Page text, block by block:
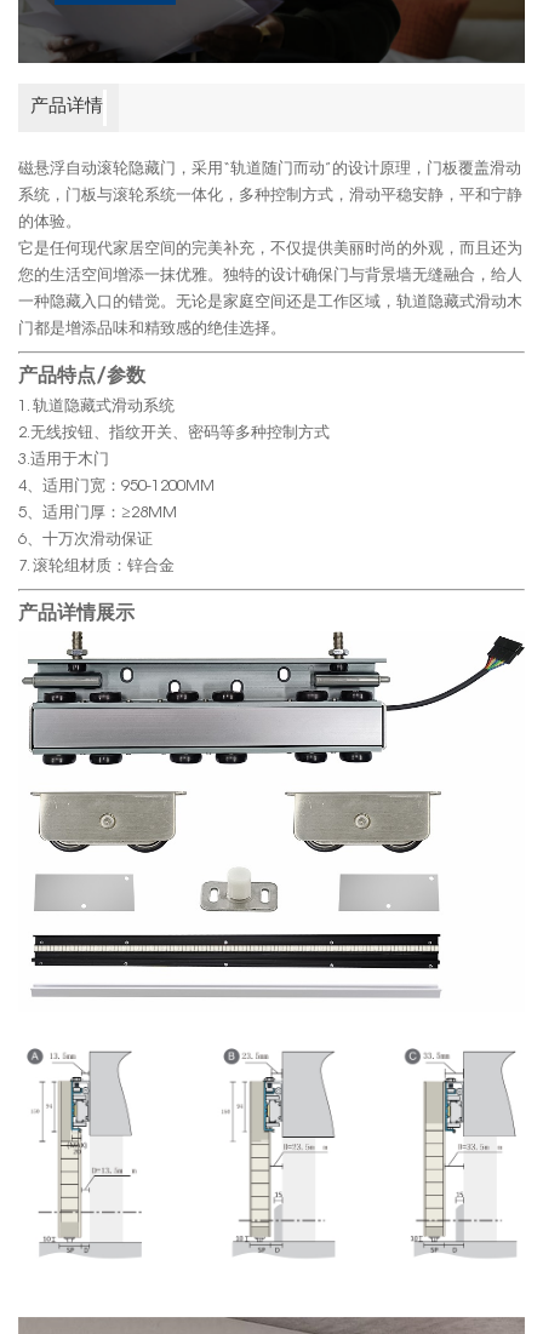
产品详情
磁悬浮自动滚轮隐藏门，采用“轨道随门而动”的设计原理，门板覆盖滑动
系统，门板与滚轮系统一体化，多种控制方式，滑动平稳安静，平和宁静
的体验。
它是任何现代家居空间的完美补充，不仅提供美丽时尚的外观，而且还为
您的生活空间增添一抹优雅。独特的设计确保门与背景墙无缝融合，给人
一种隐藏入口的错觉。无论是家庭空间还是工作区域，轨道隐藏式滑动木
门都是增添品味和精致感的绝佳选择。
产品特点/参数
1. 轨道隐藏式滑动系统
2.无线按钮、指纹开关、密码等多种控制方式
3.适用于木门
4、适用门宽：950-1200MM
5、适用门厚：≥28MM
6、十万次滑动保证
7. 滚轮组材质：锌合金
产品详情展示